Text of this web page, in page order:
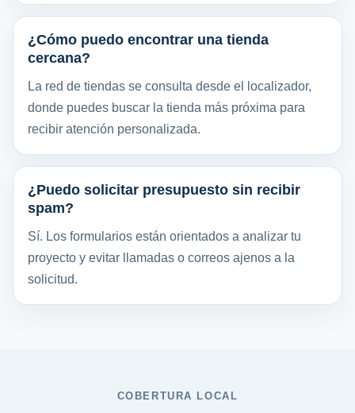
¿Cómo puedo encontrar una tienda
cercana?
La red de tiendas se consulta desde el localizador,
donde puedes buscar la tienda más próxima para
recibir atención personalizada.
¿Puedo solicitar presupuesto sin recibir
spam?
Sí. Los formularios están orientados a analizar tu
proyecto y evitar llamadas o correos ajenos a la
solicitud.
COBERTURA LOCAL